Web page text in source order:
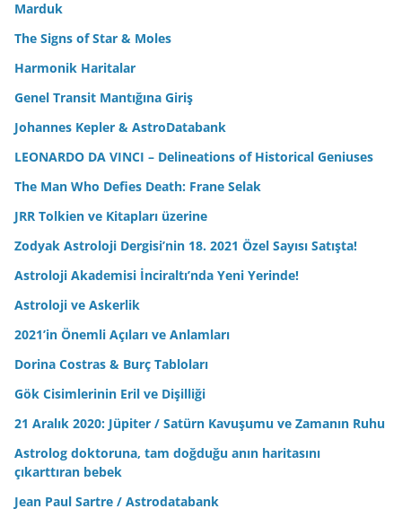
Dorina Costras & Burç Tabloları
21 Aralık 2020: Jüpiter / Satürn Kavuşumu ve Zamanın Ruhu
Astrolog doktoruna, tam doğduğu anın haritasını
çıkarttıran bebek
Jean Paul Sartre / Astrodatabank
Başaklara İthafen
2021 Gökyüzü Takvimi Çıktı
2020 Merkür Akrep Gerilemesi
Zodyak Astroloji Dergisi’nin 17. Sonbahar Mevsimi Sayısı
Yayında
Aslan Burcunda Dolunay & 9 Şubat 2020